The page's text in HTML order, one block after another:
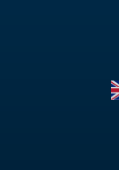
en